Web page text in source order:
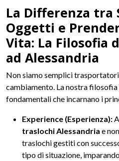
La Differenza tra
Oggetti e
Vita: La Filosofia
ad Alessandria
Non siamo semplici
cambiamento. La nostra
fondamentali che incarnano i
Experience (Esperienza):
traslochi Alessandria e
traslochi gestiti con
tipo di situazione,